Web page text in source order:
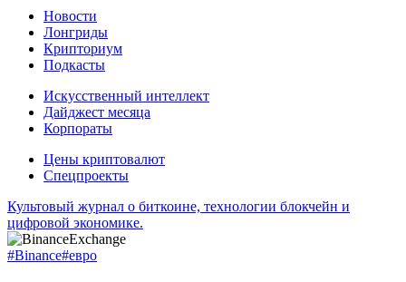
Новости
Лонгриды
Крипториум
Подкасты
Искусственный интеллект
Дайджест месяца
Корпораты
Цены криптовалют
Спецпроекты
Культовый журнал о биткоине, технологии блокчейн и
цифровой экономике.
#Binance#евро